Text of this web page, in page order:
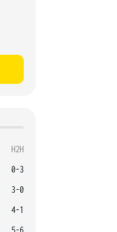
H2H
0-3
3-0
4-1
5-6